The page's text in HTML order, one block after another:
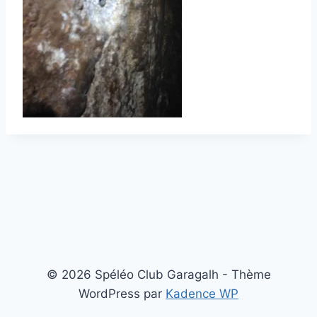
© 2026 Spéléo Club Garagalh - Thème
WordPress par Kadence WP